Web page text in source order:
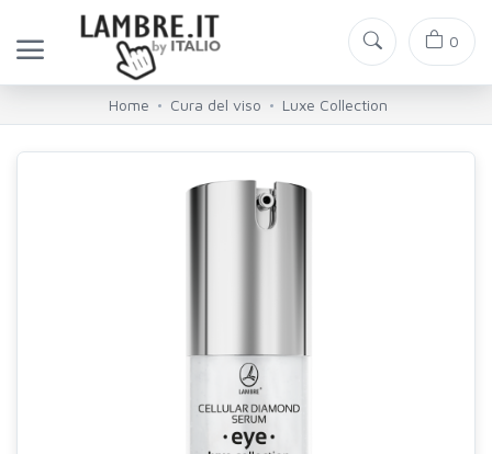
0
Home Cura del viso Luxe Collection